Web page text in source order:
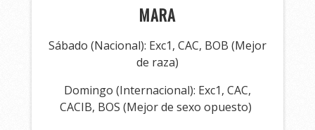
MARA
Sábado (Nacional): Exc1, CAC, BOB (Mejor
de raza)
Domingo (Internacional): Exc1, CAC,
CACIB, BOS (Mejor de sexo opuesto)